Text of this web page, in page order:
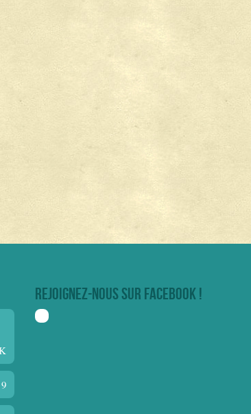
Rejoignez-nous sur facebook !